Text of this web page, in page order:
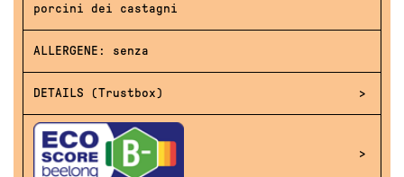
porcini dei castagni
ALLERGENE: senza
DETAILS (Trustbox)